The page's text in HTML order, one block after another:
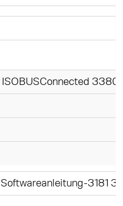
Softwareanleitung-3181